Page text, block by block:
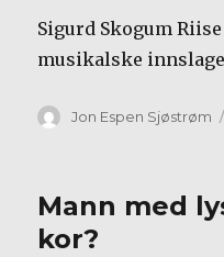
Sigurd Skogum
musikalske
Forfatter
Jon Espen Sjøstrøm
Mann med
kor?